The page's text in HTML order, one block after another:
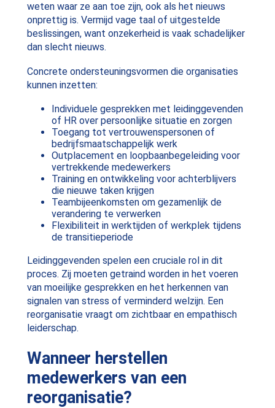
weten waar ze aan toe zijn, ook als het nieuws
onprettig is. Vermijd vage taal of uitgestelde
beslissingen, want onzekerheid is vaak schadelijker
dan slecht nieuws.
Concrete ondersteuningsvormen die organisaties
kunnen inzetten:
Individuele gesprekken met leidinggevenden
of HR over persoonlijke situatie en zorgen
Toegang tot vertrouwenspersonen of
bedrijfsmaatschappelijk werk
Outplacement en loopbaanbegeleiding voor
vertrekkende medewerkers
Training en ontwikkeling voor achterblijvers
die nieuwe taken krijgen
Teambijeenkomsten om gezamenlijk de
verandering te verwerken
Flexibiliteit in werktijden of werkplek tijdens
de transitieperiode
Leidinggevenden spelen een cruciale rol in dit
proces. Zij moeten getraind worden in het voeren
van moeilijke gesprekken en het herkennen van
signalen van stress of verminderd welzijn. Een
reorganisatie vraagt om zichtbaar en empathisch
leiderschap.
Wanneer herstellen
medewerkers van een
reorganisatie?